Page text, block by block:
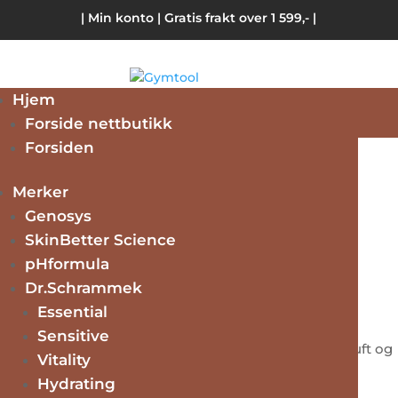
| Min konto | Gratis frakt over 1 599,- |
Hjem
Forside nettbutikk
Forsiden
Merker
Genosys
SkinBetter Science
pHformula
Dr.Schrammek
Essential
Sensitive
Vitality
Hydrating
Offly Fast Remover CND
219.00
Produktfjerner som inneholder Aceton,
Macadamianøttolje og vitamin E. Har en behagelig duft og
tørker ikke ut negler eller hud.